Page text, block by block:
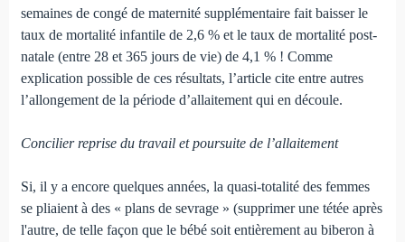
semaines de congé de maternité supplémentaire fait baisser le
taux de mortalité infantile de 2,6 % et le taux de mortalité post-
natale (entre 28 et 365 jours de vie) de 4,1 % ! Comme
explication possible de ces résultats, l’article cite entre autres
l’allongement de la période d’allaitement qui en découle.
Concilier reprise du travail et poursuite de l’allaitement
Si, il y a encore quelques années, la quasi-totalité des femmes
se pliaient à des « plans de sevrage » (supprimer une tétée après
l'autre, de telle façon que le bébé soit entièrement au biberon à